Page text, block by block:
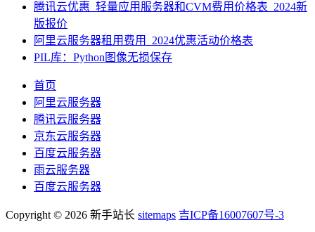
腾讯云优惠_轻量应用服务器和CVM费用价格表_2024新
版报价
阿里云服务器租用费用_2024优惠活动价格表
PIL库：Python图像无损保存
首页
阿里云服务器
腾讯云服务器
京东云服务器
百度云服务器
雨云服务器
百度云服务器
Copyright © 2026 新手站长 sitemaps 吉ICP备16007607号-3